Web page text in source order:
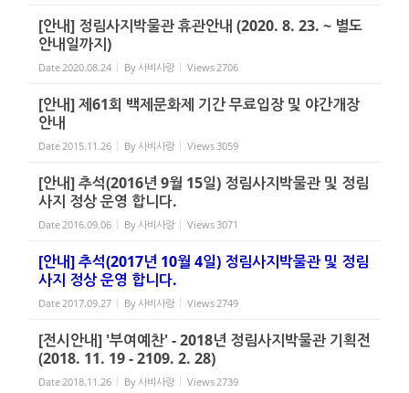
[안내] 정림사지박물관 휴관안내 (2020. 8. 23. ~ 별도
안내일까지)
Date2020.08.24 By사비사랑 Views2706
[안내] 제61회 백제문화제 기간 무료입장 및 야간개장
안내
Date2015.11.26 By사비사랑 Views3059
[안내] 추석(2016년 9월 15일) 정림사지박물관 및 정림
사지 정상 운영 합니다.
Date2016.09.06 By사비사랑 Views3071
[안내] 추석(2017년 10월 4일) 정림사지박물관 및 정림
사지 정상 운영 합니다.
Date2017.09.27 By사비사랑 Views2749
[전시안내] '부여예찬' - 2018년 정림사지박물관 기획전
(2018. 11. 19 - 2109. 2. 28)
Date2018.11.26 By사비사랑 Views2739